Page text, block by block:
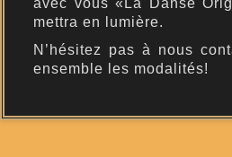
avec vous «La Danse
mettra en lumière.
N’hésitez pas à nous
ensemble les modalités!